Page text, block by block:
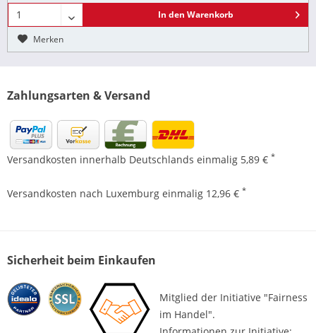
In den Warenkorb
Merken
Zahlungsarten & Versand
Versandkosten innerhalb Deutschlands einmalig 5,89 € *
Versandkosten nach Luxemburg einmalig 12,96 € *
Sicherheit beim Einkaufen
Mitglied der Initiative "Fairness
im Handel".